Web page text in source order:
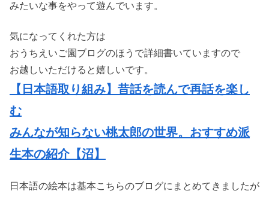
みたいな事をやって遊んでいます。
気になってくれた方は
おうちえいご園ブログのほうで詳細書いていますので
お越しいただけると嬉しいです。
【日本語取り組み】昔話を読んで再話を楽し
む
みんなが知らない桃太郎の世界。おすすめ派
生本の紹介【沼】
日本語の絵本は基本こちらのブログにまとめてきましたが